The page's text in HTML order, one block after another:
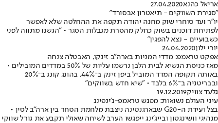
אריאל כהנא27.04.2020
"סגירת השווקים - תיאטרון אבסורד"
יו"ר ועד סוחרי שוק מחנה יהודה תקפה את ההחלטה שלא לאפשר
לפתיחת דוכנים בשוק כחלק מהסרת מגבלות הסגר • "הגשנו מתווה לפני
כשבועיים - נצא להפגין"
יורי ילון24.04.2020
אפקט טראמפ: מדדי המניות בארה"ב זינקו, האבטלה צנחה
מאז כניסת הנשיא לבית הלבן נרשמו עליות של 50% במדדים המובילים •
באותה תקופה המדד המוביל ביפן זינק ב־44%, בהונג קונג ב־20%
ובבריטניה ב־6% בלבד • "שיא חדש בשווקים"
גלעד צוויק19.12.2019
עיני העולם נשואות: מפגש טראמפ-ג'ינפינג
בצל ועידת ה-G20 שבארגנטינה ניצבת מלחמת הסחר בין ארה"ב לסין •
מנהיגי וושינגטון ובייג'ינג ייפגשו הערב לשיחה שאולי תקבע את גורל שווקי